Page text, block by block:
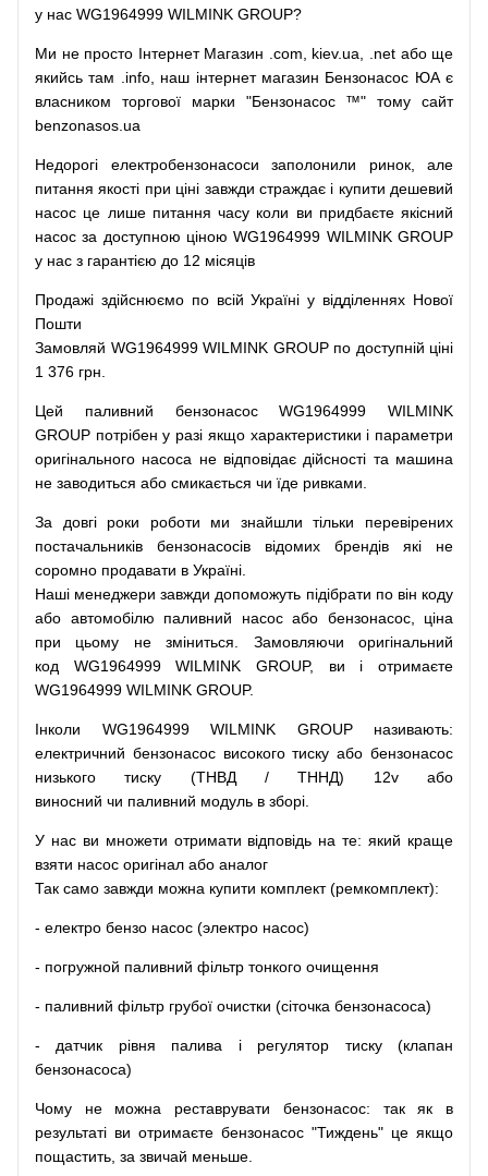
у нас WG1964999 WILMINK GROUP?
Ми не просто Інтернет Магазин .com kiev.ua .net або ще
якийсь там .info, наш інтернет магазин Бензонасос ЮА є
власником
торгової марки "Бензонасос ™" тому
сайт
benzonasos.ua
Недорогі електробензонасоси заполонили ринок,
але
питання якості при ціні завжди страждає і купити дешевий
насос це лише питання часу коли ви придбаєте якісний
насос за доступною ціною WG1964999 WILMINK GROUP
у нас з гарантією до 12 місяців
Продажі здійснюємо по всій Україні у відділеннях Нової
Пошти
Замовляй WG1964999 WILMINK GROUP по доступній ціні
1 376 грн.
Цей паливний бензонасосWG1964999 WILMINK
GROUP потрібен у разі якщо характеристики і параметри
оригінального насоса не відповідає дійсності та машина
не заводиться або смикається чи їде ривками
За довгі роки роботи ми знайшли тільки
перевірених
постачальників
бензонасосів відомих брендів які
не
соромно продавати в Україні.
Наші менеджери завжди допоможуть підібрати по він коду
або автомобілю паливний насос або бензонасос,
ціна
при
цьому не зміниться Замовляючи
оригінальний
код WG1964999 WILMINK GROUP, ви і отримаєте
WG1964999 WILMINK GROUP.
Інколи WG1964999 WILMINK GROUP називають:
електричний бензонасос високого тиску або бензонасос
низького
тиску (ТНВД / ТННД) 12v
або
виносний чи паливний модуль в зборі
У нас ви множети отримати відповідь на те: який краще
взяти насос оригінал або аналог
Так само завжди можна купити комплект (ремкомплект):
- електро бензо насос (электро насос)
- погружной паливний фільтр тонкого очищення
- паливний фільтр грубої очистки (сіточка бензонасоса)
- датчик рівня палива і регулятор тиску (клапан
бензонасоса)
Чому не можна реставрувати бензонасос: так як
в
результаті ви отримаєте бензонасос "Тиждень" це якщо
пощастить, за звичай меньше.